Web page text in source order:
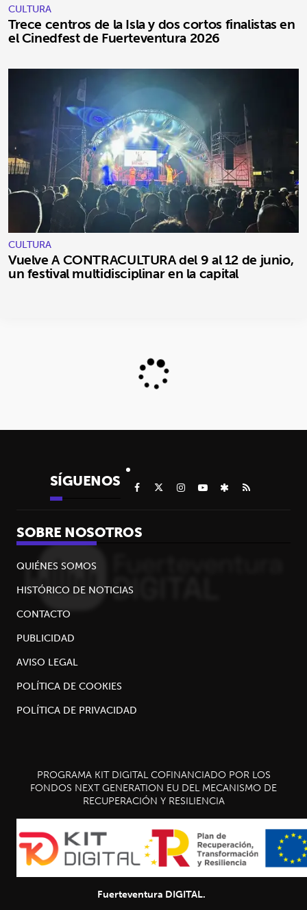
CULTURA
Trece centros de la Isla y dos cortos finalistas en
el Cinedfest de Fuerteventura 2026
CULTURA
Vuelve A CONTRACULTURA del 9 al 12 de junio,
un festival multidisciplinar en la capital
SÍGUENOS
SOBRE NOSOTROS
QUIÉNES SOMOS
HISTÓRICO DE NOTICIAS
CONTACTO
PUBLICIDAD
AVISO LEGAL
POLÍTICA DE COOKIES
POLÍTICA DE PRIVACIDAD
PROGRAMA KIT DIGITAL COFINANCIADO POR LOS
FONDOS NEXT GENERATION EU DEL MECANISMO DE
RECUPERACIÓN Y RESILIENCIA
Fuerteventura DIGITAL.